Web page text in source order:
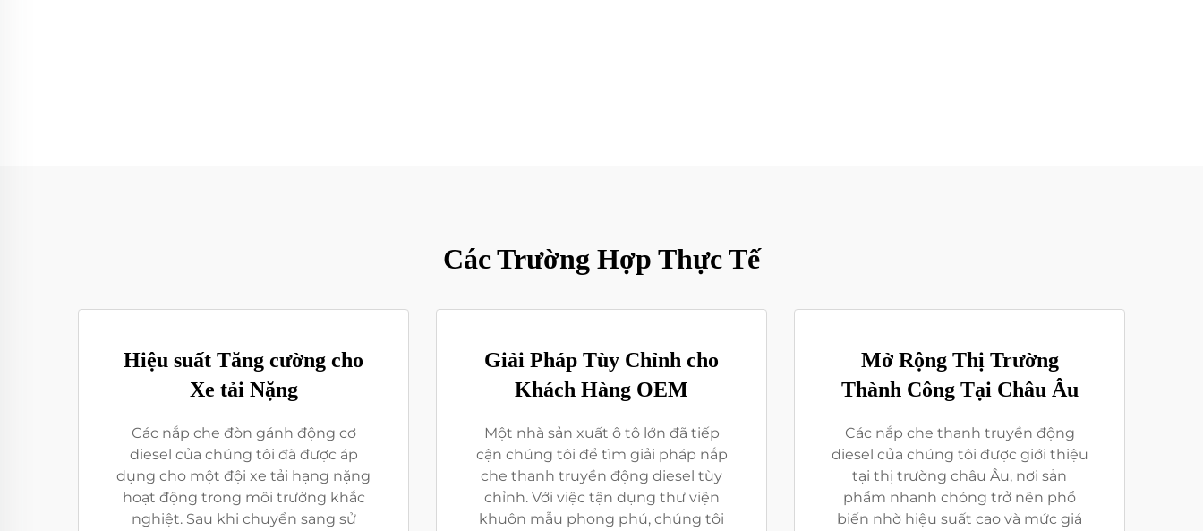
Các Trường Hợp Thực Tế
Hiệu suất Tăng cường cho
Xe tải Nặng
Các nắp che đòn gánh động cơ
diesel của chúng tôi đã được áp
dụng cho một đội xe tải hạng nặng
hoạt động trong môi trường khắc
nghiệt. Sau khi chuyển sang sử
Giải Pháp Tùy Chỉnh cho
Khách Hàng OEM
Một nhà sản xuất ô tô lớn đã tiếp
cận chúng tôi để tìm giải pháp nắp
che thanh truyền động diesel tùy
chỉnh. Với việc tận dụng thư viện
khuôn mẫu phong phú, chúng tôi
Mở Rộng Thị Trường
Thành Công Tại Châu Âu
Các nắp che thanh truyền động
diesel của chúng tôi được giới thiệu
tại thị trường châu Âu, nơi sản
phẩm nhanh chóng trở nên phổ
biến nhờ hiệu suất cao và mức giá